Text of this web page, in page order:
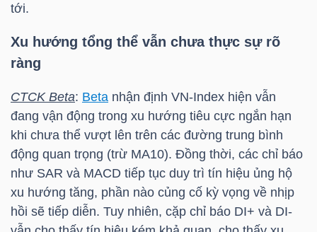
tới.
Xu hướng tổng thể vẫn chưa thực sự rõ
ràng
CTCK Beta: Beta nhận định VN-Index hiện vẫn
đang vận động trong xu hướng tiêu cực ngắn hạn
khi chưa thể vượt lên trên các đường trung bình
động quan trọng (trừ MA10). Đồng thời, các chỉ báo
như SAR và MACD tiếp tục duy trì tín hiệu ủng hộ
xu hướng tăng, phần nào củng cố kỳ vọng về nhịp
hồi sẽ tiếp diễn. Tuy nhiên, cặp chỉ báo DI+ và DI-
VĨ
MÔ
NGÀNH
DOANH